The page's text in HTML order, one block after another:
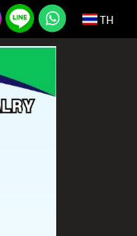
TH